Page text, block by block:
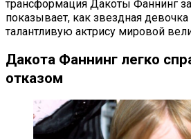
трансформация Дакоты Фаннинг
показывает, как звездная
талантливую актрису мировой
Дакота Фаннинг легко
отказом